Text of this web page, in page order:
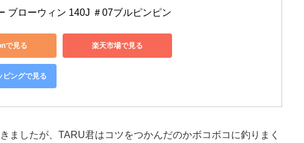
ブローウィン 140J ＃07ブルピンピン
で見る 楽天市場で見る
ピングで見る
ましたが、TARU君はコツをつかんだのかボコボコに釣りまく